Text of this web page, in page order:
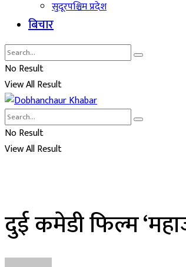
सुदूरपश्चिम प्रदेश
बिचार
No Result
View All Result
No Result
View All Result
दुई कमेडी फिल्म